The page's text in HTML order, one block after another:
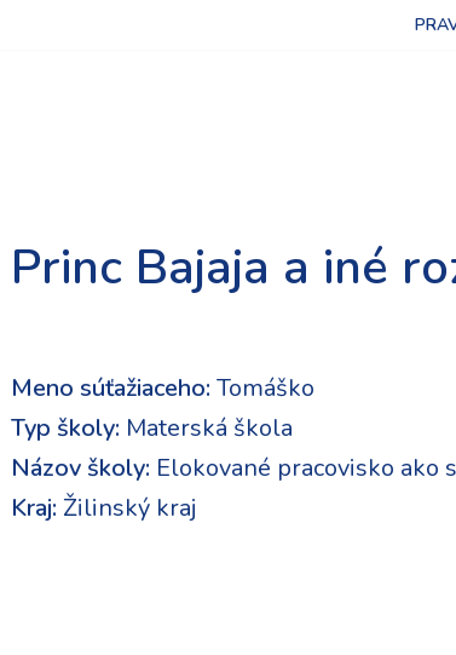
Princ Bajaja a iné
Meno súťažiaceho: Tomáško
Typ školy: Materská škola
Názov školy: Elokované pracovisko ako
Kraj: Žilinský kraj